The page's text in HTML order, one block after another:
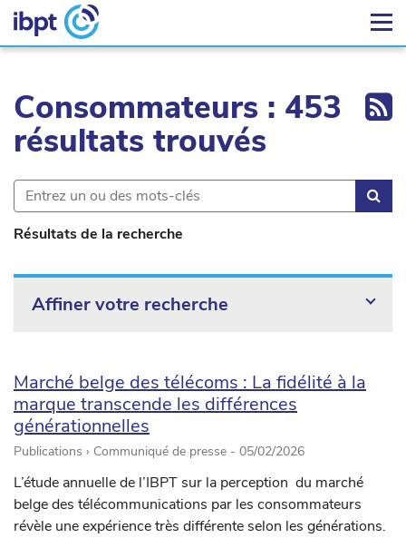
Consommateurs : 453
résultats trouvés
Résultats de la recherche
Affiner votre recherche
Marché belge des télécoms : La fidélité à la
marque transcende les différences
générationnelles
Publications › Communiqué de presse - 05/02/2026
L’étude annuelle de l’IBPT sur la perception du marché
belge des télécommunications par les consommateurs
révèle une expérience très différente selon les générations.